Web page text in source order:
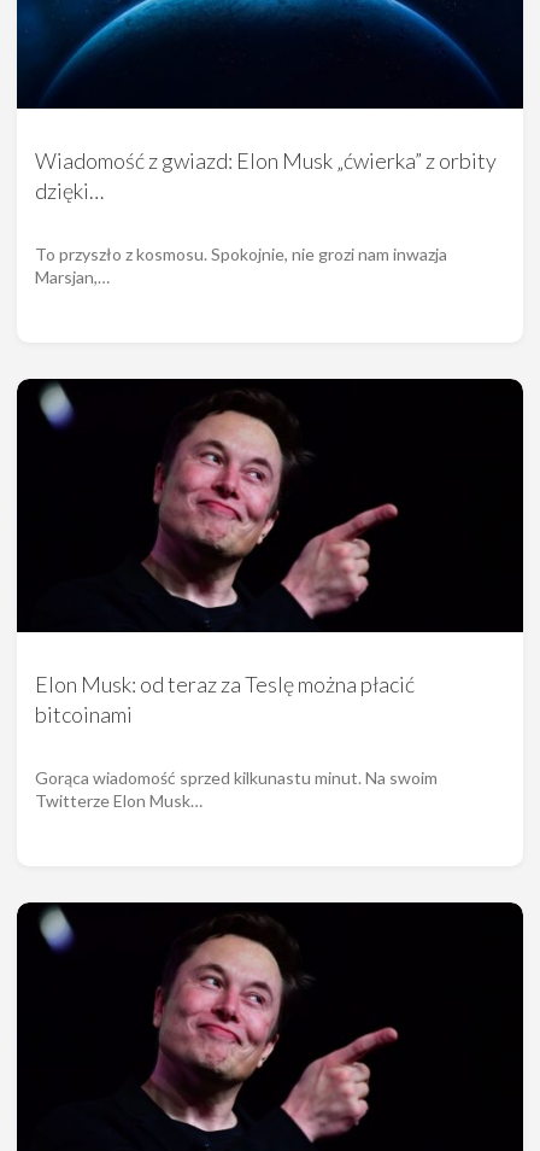
Wiadomość z gwiazd: Elon Musk „ćwierka” z orbity
dzięki…
To przyszło z kosmosu. Spokojnie, nie grozi nam inwazja
Marsjan,…
Elon Musk: od teraz za Teslę można płacić
bitcoinami
Gorąca wiadomość sprzed kilkunastu minut. Na swoim
Twitterze Elon Musk…